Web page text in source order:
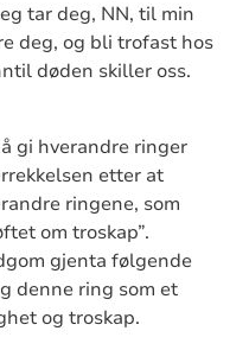
tar deg, NN, til min
deg, og bli trofast hos
døden skiller oss.
gi hverandre ringer
etter at
ringene, som
om troskap”.
gjenta følgende
denne ring som et
og troskap.